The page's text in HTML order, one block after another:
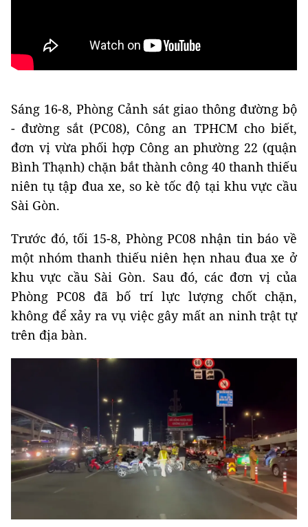
Sáng 16-8, Phòng Cảnh sát giao thông đường bộ
- đường sắt (PC08), Công an TPHCM cho biết,
đơn vị vừa phối hợp Công an phường 22 (quận
Bình Thạnh) chặn bắt thành công 40 thanh thiếu
niên tụ tập đua xe, so kè tốc độ tại khu vực cầu
Sài Gòn.
Trước đó, tối 15-8, Phòng PC08 nhận tin báo về
một nhóm thanh thiếu niên hẹn nhau đua xe ở
khu vực cầu Sài Gòn. Sau đó, các đơn vị của
Phòng PC08 đãbố trí lực lượng chốt chặn,
không để xảy ra vụ việc gây mất an ninh trật tự
trên địa bàn.